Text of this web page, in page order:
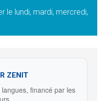
le lundi, mardi, mercredi,
ZENIT
financé par les